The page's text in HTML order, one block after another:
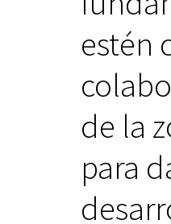
estén
de la
para